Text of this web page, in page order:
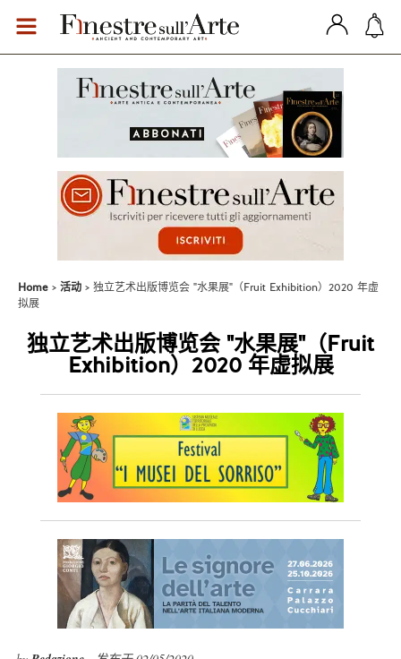
Home 活动
独立艺术出版博览会 "水果展"（Fruit Exhibition）2020 年虚
拟展
独立艺术出版博览会 "水果展"（Fruit
Exhibition）2020 年虚拟展